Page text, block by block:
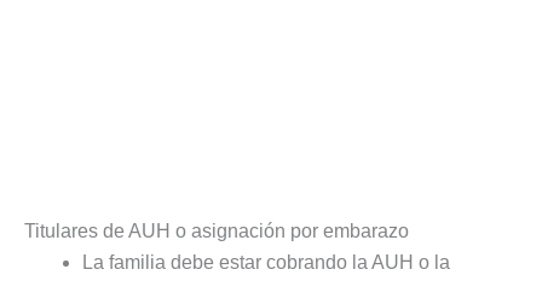
Titulares de AUH o asignación por embarazo
La familia debe estar cobrando la AUH o la